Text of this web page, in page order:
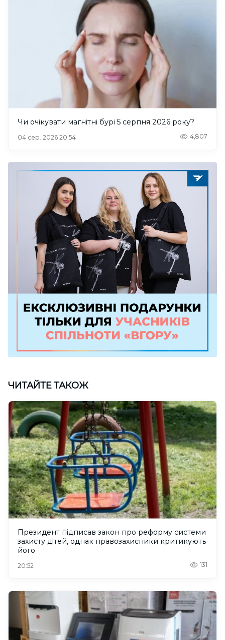
Чи очікувати магнітні бурі 5 серпня 2026 року?
04 сер. 2026 20:54 4,807
ЧИТАЙТЕ ТАКОЖ
Президент підписав закон про реформу системи
захисту дітей, однак правозахисники критикують
його
20:52 131